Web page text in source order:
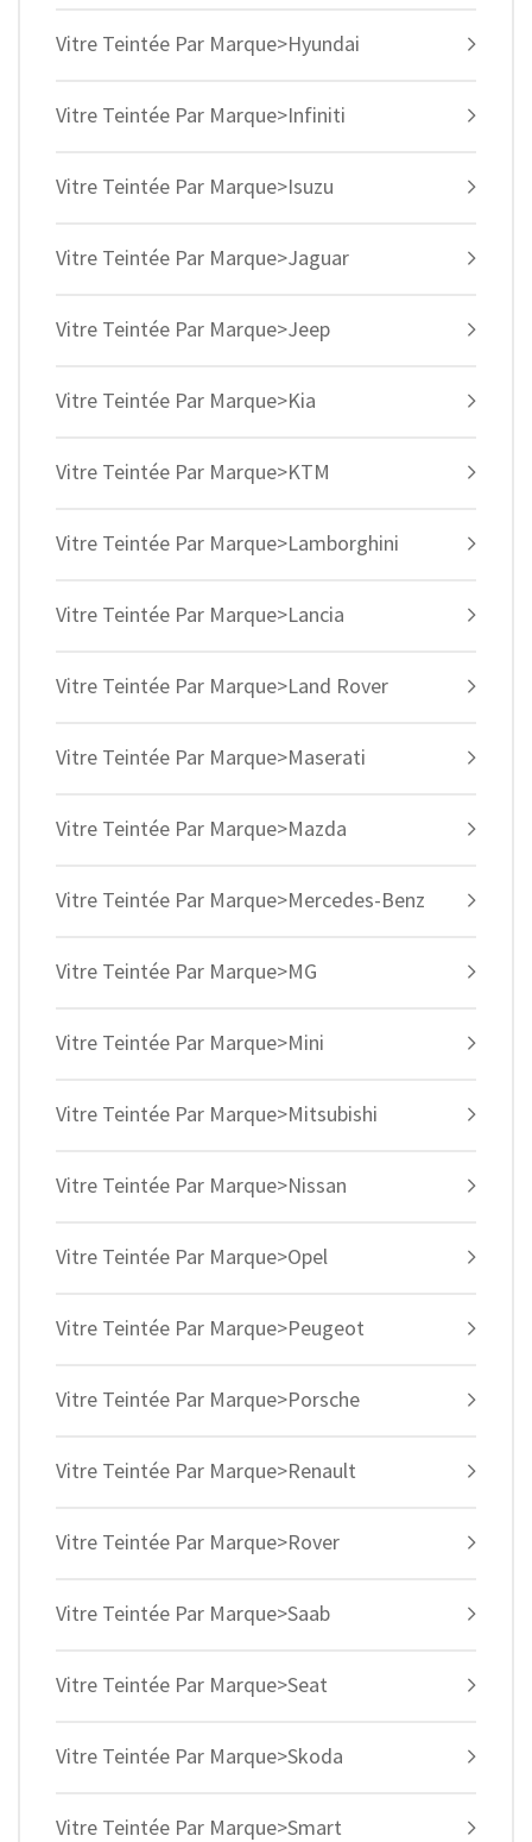
Vitre Teintée Par Marque>Hyundai
Vitre Teintée Par Marque>Infiniti
Vitre Teintée Par Marque>Isuzu
Vitre Teintée Par Marque>Jaguar
Vitre Teintée Par Marque>Jeep
Vitre Teintée Par Marque>Kia
Vitre Teintée Par Marque>KTM
Vitre Teintée Par Marque>Lamborghini
Vitre Teintée Par Marque>Lancia
Vitre Teintée Par Marque>Land Rover
Vitre Teintée Par Marque>Maserati
Vitre Teintée Par Marque>Mazda
Vitre Teintée Par Marque>Mercedes-Benz
Vitre Teintée Par Marque>MG
Vitre Teintée Par Marque>Mini
Vitre Teintée Par Marque>Mitsubishi
Vitre Teintée Par Marque>Nissan
Vitre Teintée Par Marque>Opel
Vitre Teintée Par Marque>Peugeot
Vitre Teintée Par Marque>Porsche
Vitre Teintée Par Marque>Renault
Vitre Teintée Par Marque>Rover
Vitre Teintée Par Marque>Saab
Vitre Teintée Par Marque>Seat
Vitre Teintée Par Marque>Skoda
Vitre Teintée Par Marque>Smart